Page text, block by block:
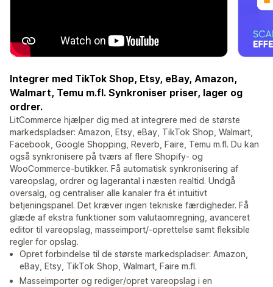
Integrer med TikTok Shop, Etsy, eBay, Amazon,
Walmart, Temu m.fl. Synkroniser priser, lager og
ordrer.
LitCommerce hjælper dig med at integrere med de største
markedspladser: Amazon, Etsy, eBay, TikTok Shop, Walmart,
Facebook, Google Shopping, Reverb, Faire, Temu m.fl. Du kan
også synkronisere på tværs af flere Shopify- og
WooCommerce-butikker. Få automatisk synkronisering af
vareopslag, ordrer og lagerantal i næsten realtid. Undgå
oversalg, og centraliser alle kanaler fra ét intuitivt
betjeningspanel. Det kræver ingen tekniske færdigheder. Få
glæde af ekstra funktioner som valutaomregning, avanceret
editor til vareopslag, masseimport/-oprettelse samt fleksible
regler for opslag.
Opret forbindelse til de største markedspladser: Amazon,
eBay, Etsy, TikTok Shop, Walmart, Faire m.fl.
Masseimporter og rediger/opret vareopslag i en